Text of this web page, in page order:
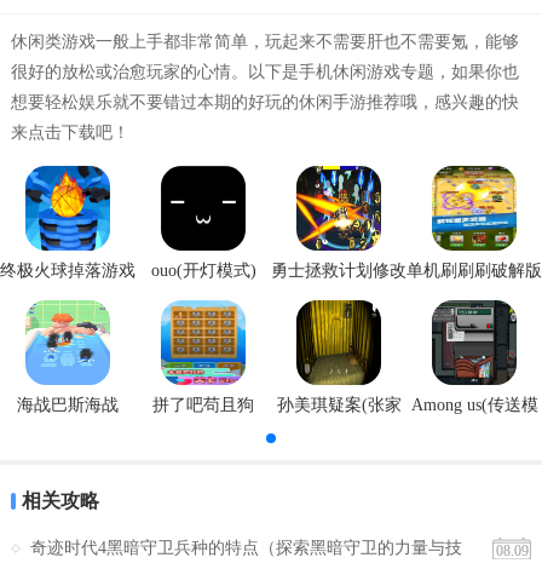
休闲类游戏一般上手都非常简单，玩起来不需要肝也不需要氪，能够
很好的放松或治愈玩家的心情。以下是手机休闲游戏专题，如果你也
想要轻松娱乐就不要错过本期的好玩的休闲手游推荐哦，感兴趣的快
来点击下载吧！
终极火球掉落游戏
ouo(开灯模式)
勇士拯救计划修改单机刷刷刷破解版
海战巴斯海战 拼了吧苟且狗
孙美琪疑案(张家 Among us(传送模
相关攻略
08.09
奇迹时代4黑暗守卫兵种的特点（探索黑暗守卫的力量与技